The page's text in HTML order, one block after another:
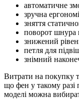
автоматичне
зручна
зняття
поворот шнура
знижений
петля для
знімний
Витрати на покупку
що фен у такому разі
моделі можна